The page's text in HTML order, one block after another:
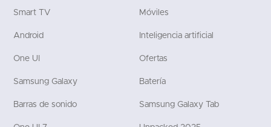
Smart TV Móviles
Android Inteligencia artificial
One UI Ofertas
Samsung Galaxy Batería
Barras de sonido Samsung Galaxy Tab